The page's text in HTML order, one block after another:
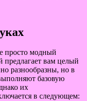
просто модный
предлагает вам целый
разнообразны, но в
базовую
их
в следующем: